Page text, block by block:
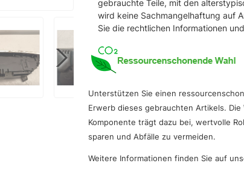
gebrauchte Teile, mit den
wird keine Sachmangelhaftung auf
Sie die rechtlichen Informationen
Unterstützen Sie einen
Erwerb dieses gebrauchten Artikels.
Komponente trägt dazu bei, wertvolle
sparen und Abfälle zu vermeiden.
Weitere Informationen finden Sie auf